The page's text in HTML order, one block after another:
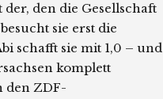
den die Gesellschaft
sie erst die
schafft sie mit 1,0 – und
komplett
den ZDF-